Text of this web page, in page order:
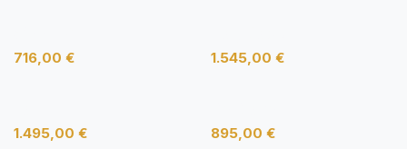
716,00 € 1.545,00 €
1.495,00 € 895,00 €